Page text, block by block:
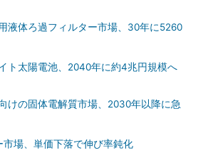
液体ろ過フィルター市場、30年に5260
ト太陽電池、2040年に約4兆円規模へ
けの固体電解質市場、2030年以降に急
市場、単価下落で伸び率鈍化